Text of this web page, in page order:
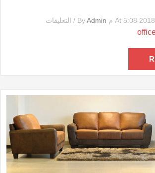
Admin
/ التعليقات